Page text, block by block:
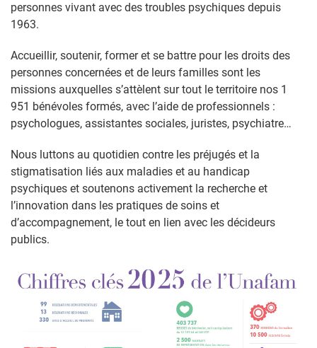
personnes vivant avec des troubles psychiques depuis
1963.
Accueillir, soutenir, former et se battre pour les droits des
personnes concernées et de leurs familles sont les
missions auxquelles s’attèlent sur tout le territoire nos 1
951 bénévoles formés, avec l’aide de professionnels :
psychologues, assistantes sociales, juristes, psychiatre…
Nous luttons au quotidien contre les préjugés et la
stigmatisation liés aux maladies et au handicap
psychiques et soutenons activement la recherche et
l’innovation dans les pratiques de soins et
d’accompagnement, le tout en lien avec les décideurs
publics.